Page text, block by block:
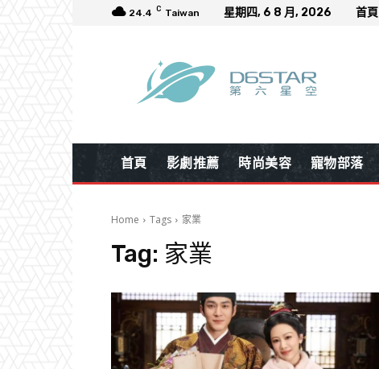
24.4 C Taiwan 星期四, 6 8 月, 2026 首頁
首頁 影劇推薦 時尚美容 寵物部落
Home Tags 家業
Tag: 家業